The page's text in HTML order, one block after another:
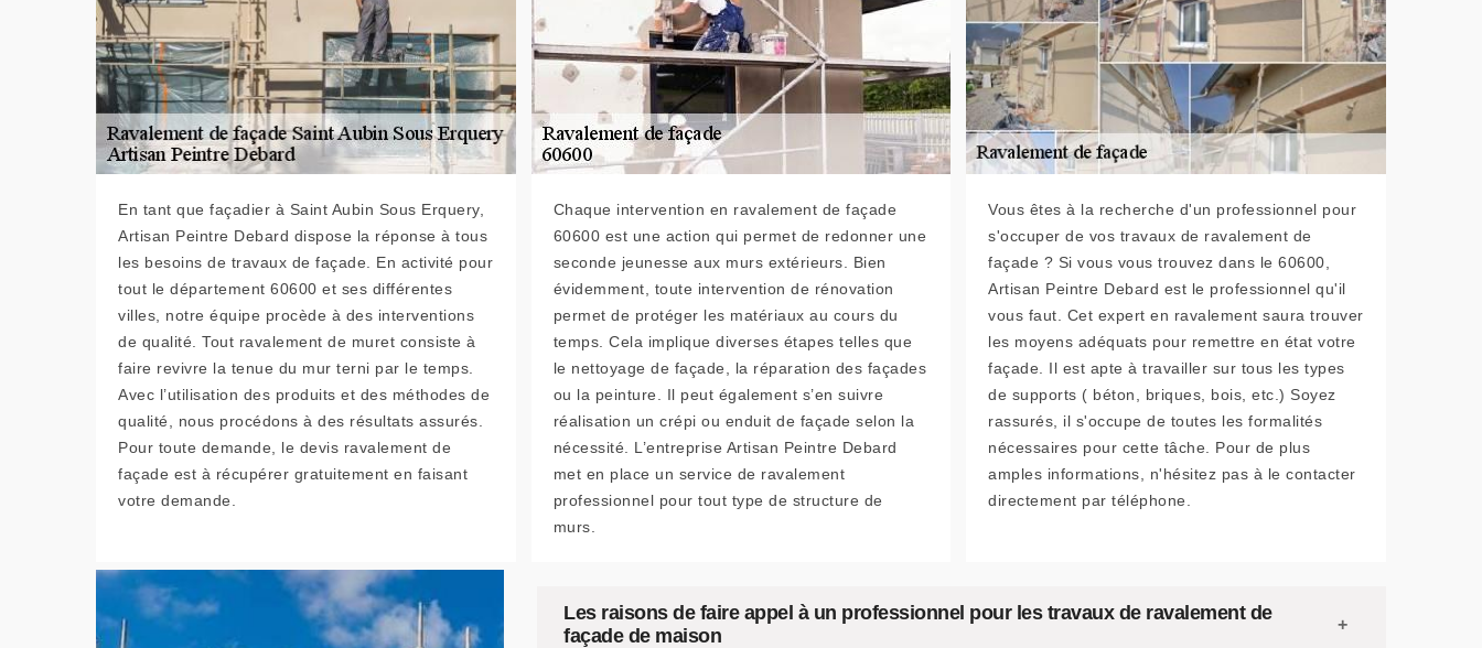
En tant que façadier à Saint Aubin Sous Erquery,
Artisan Peintre Debard dispose la réponse à tous
les besoins de travaux de façade. En activité pour
tout le département 60600 et ses différentes
villes, notre équipe procède à des interventions
de qualité. Tout ravalement de muret consiste à
faire revivre la tenue du mur terni par le temps.
Avec l’utilisation des produits et des méthodes de
qualité, nous procédons à des résultats assurés.
Pour toute demande, le devis ravalement de
façade est à récupérer gratuitement en faisant
votre demande.
Chaque intervention en ravalement de façade
60600 est une action qui permet de redonner une
seconde jeunesse aux murs extérieurs. Bien
évidemment, toute intervention de rénovation
permet de protéger les matériaux au cours du
temps. Cela implique diverses étapes telles que
le nettoyage de façade, la réparation des façades
ou la peinture. Il peut également s’en suivre
réalisation un crépi ou enduit de façade selon la
nécessité. L’entreprise Artisan Peintre Debard
met en place un service de ravalement
professionnel pour tout type de structure de
murs.
Vous êtes à la recherche d'un professionnel pour
s'occuper de vos travaux de ravalement de
façade ? Si vous vous trouvez dans le 60600,
Artisan Peintre Debard est le professionnel qu'il
vous faut. Cet expert en ravalement saura trouver
les moyens adéquats pour remettre en état votre
façade. Il est apte à travailler sur tous les types
de supports ( béton, briques, bois, etc.) Soyez
rassurés, il s'occupe de toutes les formalités
nécessaires pour cette tâche. Pour de plus
amples informations, n'hésitez pas à le contacter
directement par téléphone.
Les raisons de faire appel à un professionnel pour les travaux de ravalement de
façade de maison